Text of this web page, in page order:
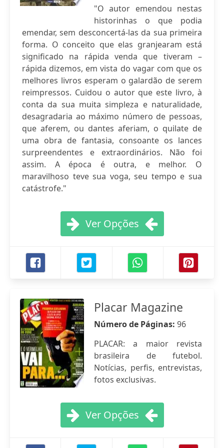
"O autor emendou nestas
historinhas o que podia
emendar, sem desconcertá-las da sua primeira
forma. O conceito que elas granjearam está
significado na rápida venda que tiveram –
rápida dizemos, em vista do vagar com que os
melhores livros esperam o galardão de serem
reimpressos. Cuidou o autor que este livro, à
conta da sua muita simpleza e naturalidade,
desagradaria ao máximo número de pessoas,
que aferem, ou dantes aferiam, o quilate de
uma obra de fantasia, consoante os lances
surpreendentes e extraordinários. Não foi
assim. A época é outra, e melhor. O
maravilhoso teve sua voga, seu tempo e sua
catástrofe."
Ver Opções
Placar Magazine
Número de Páginas: 96
PLACAR: a maior revista
brasileira de futebol.
Notícias, perfis, entrevistas,
fotos exclusivas.
Ver Opções